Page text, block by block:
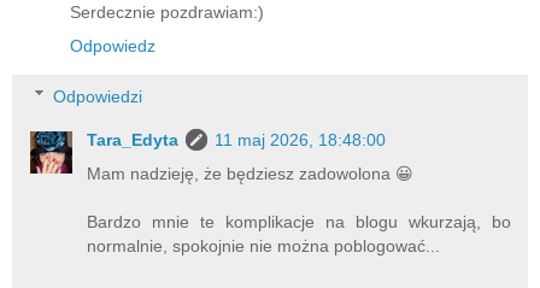
Serdecznie pozdrawiam:)
Odpowiedz
Odpowiedzi
Tara_Edyta
11 maj 2026, 18:48:00
Mam nadzieję, że będziesz zadowolona 😀
Bardzo mnie te komplikacje na blogu wkurzają, bo
normalnie, spokojnie nie można poblogować...